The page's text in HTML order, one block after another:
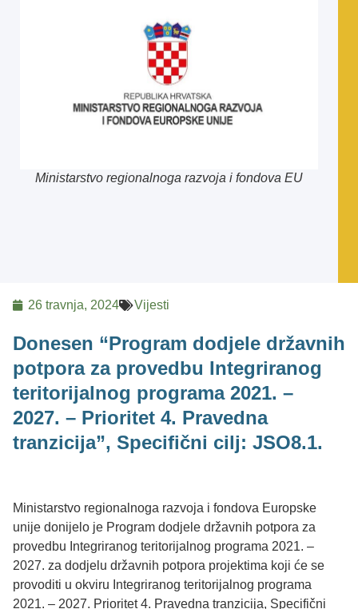
Ministarstvo regionalnoga razvoja i fondova EU
26 travnja, 2024 Vijesti
Donesen “Program dodjele državnih
potpora za provedbu Integriranog
teritorijalnog programa 2021. –
2027. – Prioritet 4. Pravedna
tranzicija”, Specifični cilj: JSO8.1.
Ministarstvo regionalnoga razvoja i fondova Europske
unije donijelo je Program dodjele državnih potpora za
provedbu Integriranog teritorijalnog programa 2021. –
2027. za dodjelu državnih potpora projektima koji će se
provoditi u okviru Integriranog teritorijalnog programa
2021. – 2027. Prioritet 4. Pravedna tranzicija, Specifični